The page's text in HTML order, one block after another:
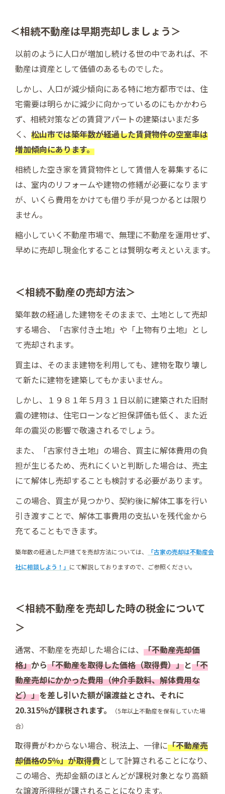
＜相続不動産は早期売却しましょう＞
以前のように人口が増加し続ける世の中であれば、不
動産は資産として価値のあるものでした。
しかし、人口が減少傾向にある特に地方都市では、住
宅需要は明らかに減少に向かっているのにもかかわら
ず、相続対策などの賃貸アパートの建築はいまだ多
く、 松山市では築年数が経過した賃貸物件の空室率は
増加傾向にあります。
相続した空き家を賃貸物件として賃借人を募集するに
は、室内のリフォームや建物の修繕が必要になります
が、いくら費用をかけても借り手が見つかるとは限り
ません。
縮小していく不動産市場で、無理に不動産を運用せず、
早めに売却し現金化することは賢明な考えといえます。
＜相続不動産の売却方法＞
築年数の経過した建物をそのままで、土地として売却
する場合、「古家付き土地」や「上物有り土地」とし
て売却されます。
買主は、そのまま建物を利用しても、建物を取り壊し
て新たに建物を建築してもかまいません。
しかし、１９８１年５月３１日以前に建築された旧耐
震の建物は、住宅ローンなど担保評価も低く、また近
年の震災の影響で敬遠されるでしょう。
また、「古家付き土地」の場合、買主に解体費用の負
担が生じるため、売れにくいと判断した場合は、売主
にて解体し売却することも検討する必要があります。
この場合、買主が見つかり、契約後に解体工事を行い
引き渡すことで、解体工事費用の支払いを残代金から
充てることもできます。
築年数の経過した戸建てを売却方法については、
「古家の売却は不動産会
社に相談しよう！」 にて解説しておりますので、ご参照ください。
＜相続不動産を売却した時の税金について
＞
通常、不動産を売却した場合には、 「不動産売却価
格」から「不動産を取得した価格（取得費）」と「不
動産売却にかかった費用（仲介手数料、解体費用な
ど）」を差し引いた額が譲渡益とされ、それに
20.315％が課税されます。
（5年以上不動産を保有していた場
合）
取得費がわからない場合、税法上、一律に「不動産売
却価格の5％」が取得費として計算されることになり、
この場合、売却金額のほとんどが課税対象となり高額
な譲渡所得税が課されることになります。